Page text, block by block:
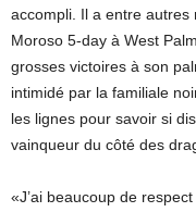
accompli. Il a entre
Moroso 5-day à West
grosses victoires à son
intimidé par la familiale
les lignes pour savoir si
vainqueur du côté des
«J’ai beaucoup de